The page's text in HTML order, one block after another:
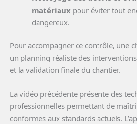
matériaux pour éviter tout
dangereux.
Pour accompagner ce contrôle, une
un planning réaliste des
et la validation finale du chantier.
La vidéo précédente présente des
professionnelles permettant de
conformes aux standards actuels.